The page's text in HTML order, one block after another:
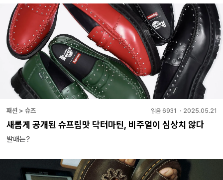
패션 > 슈즈 읽음 6931 ・ 2025.05.21
새롭게 공개된 슈프림맛 닥터마틴, 비주얼이 심상치 않다
발매는?